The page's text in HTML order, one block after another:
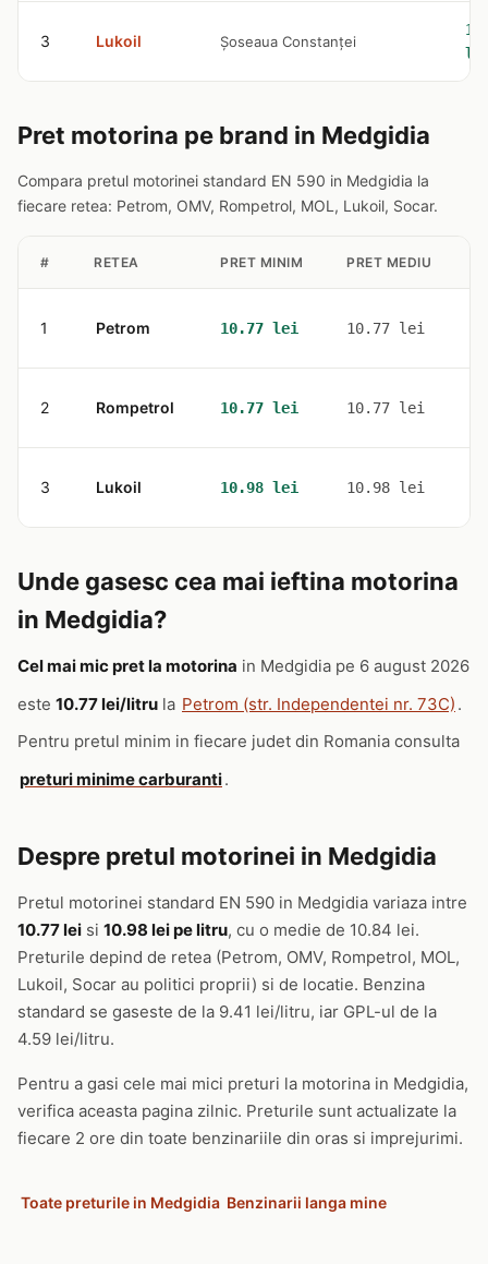
3 Lukoil Șoseaua Constanței
Pret motorina pe brand in Medgidia
Compara pretul motorinei standard EN 590 in Medgidia la
fiecare retea: Petrom, OMV, Rompetrol, MOL, Lukoil, Socar.
# RETEA PRET MINIM PRET MEDIU
1 Petrom 10.77 lei 10.77 lei
2 Rompetrol 10.77 lei 10.77 lei
3 Lukoil 10.98 lei 10.98 lei
Unde gasesc cea mai ieftina motorina
in Medgidia?
Cel mai mic pret la motorina in Medgidia pe 6 august 2026
este 10.77 lei/litru la Petrom (str. Independentei nr. 73C) .
Pentru pretul minim in fiecare judet din Romania consulta
preturi minime carburanti.
Despre pretul motorinei in Medgidia
Pretul motorinei standard EN 590 in Medgidia variaza intre
10.77 lei si 10.98 lei pe litru, cu o medie de 10.84 lei.
Preturile depind de retea (Petrom, OMV, Rompetrol, MOL,
Lukoil, Socar au politici proprii) si de locatie. Benzina
standard se gaseste de la 9.41 lei/litru, iar GPL-ul de la
4.59 lei/litru.
Pentru a gasi cele mai mici preturi la motorina in Medgidia,
verifica aceasta pagina zilnic. Preturile sunt actualizate la
fiecare 2 ore din toate benzinariile din oras si imprejurimi.
Toate preturile in Medgidia Benzinarii langa mine